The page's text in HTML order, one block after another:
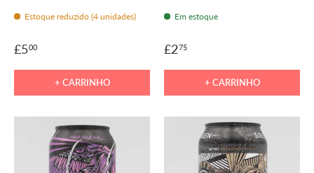
Estoque reduzido (4 unidades)
£500
+ CARRINHO
Em estoque
£275
+ CARRINHO